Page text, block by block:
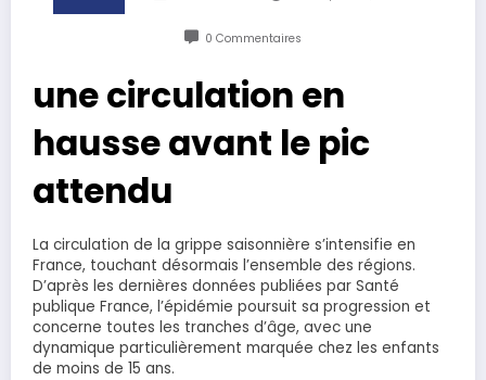
0 Commentaires
une circulation en
hausse avant le pic
attendu
La circulation de la grippe saisonnière s’intensifie en
France, touchant désormais l’ensemble des régions.
D’après les dernières données publiées par Santé
publique France, l’épidémie poursuit sa progression et
concerne toutes les tranches d’âge, avec une
dynamique particulièrement marquée chez les enfants
de moins de 15 ans.